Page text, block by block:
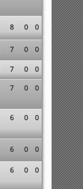
8 0 0
7 0 0
7 0
0
7 0 0
6 0 0
6 0 0
6 0 0